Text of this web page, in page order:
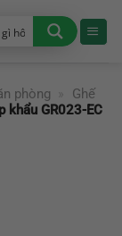
phòng »
Ghế
khẩu GR023-EC